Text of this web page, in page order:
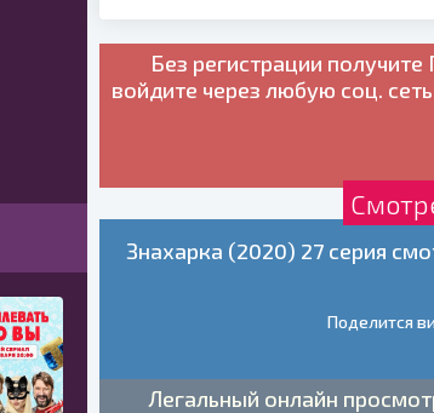
Без регистрации получите
войдите через любую соц.
Знахарка (2020) 27 серия
Поделится
Легальный онлайн